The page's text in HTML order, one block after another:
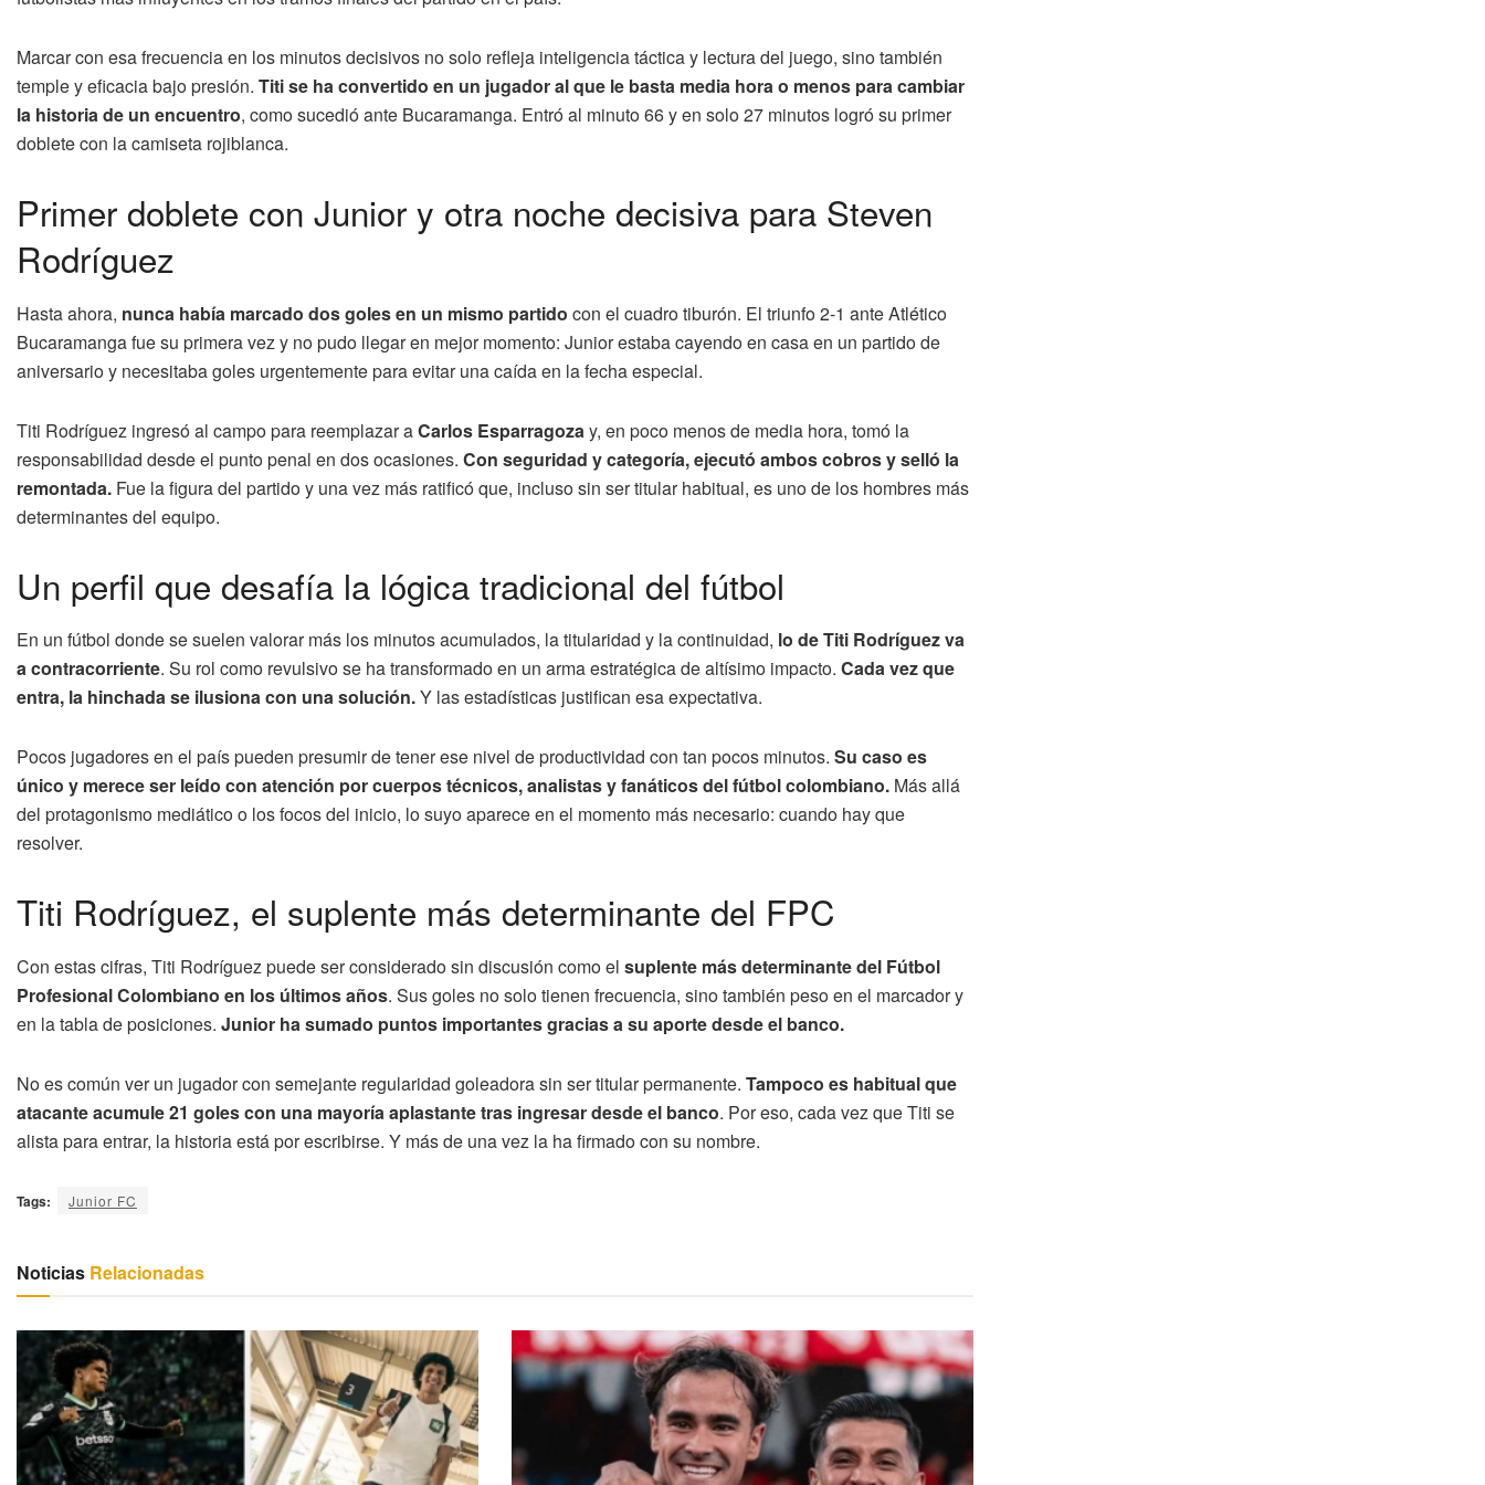
Marcar con esa frecuencia en los minutos decisivos no solo refleja inteligencia táctica y lectura del juego, sino también
temple y eficacia bajo presión. Titi se ha convertido en un jugador al que le basta media hora o menos para cambiar
la historia de un encuentro, como sucedió ante Bucaramanga. Entró al minuto 66 y en solo 27 minutos logró su primer
doblete con la camiseta rojiblanca.
Primer doblete con Junior y otra noche decisiva para Steven
Rodríguez
Hasta ahora, nunca había marcado dos goles en un mismo partido con el cuadro tiburón. El triunfo 2-1 ante Atlético
Bucaramanga fue su primera vez y no pudo llegar en mejor momento: Junior estaba cayendo en casa en un partido de
aniversario y necesitaba goles urgentemente para evitar una caída en la fecha especial.
Titi Rodríguez ingresó al campo para reemplazar aCarlos Esparragozay, en poco menos de media hora, tomó la
responsabilidad desde el punto penal en dos ocasiones. Con seguridad y categoría, ejecutó ambos cobros y selló la
remontada. Fue la figura del partido y una vez más ratificó que, incluso sin ser titular habitual, es uno de los hombres más
determinantes del equipo.
Un perfil que desafía la lógica tradicional del fútbol
En un fútbol donde se suelen valorar más los minutos acumulados, la titularidad y la continuidad, lo de Titi Rodríguez va
a contracorriente. Su rol como revulsivo se ha transformado en un arma estratégica de altísimo impacto. Cada vez que
entra, la hinchada se ilusiona con una solución.Y las estadísticas justifican esa expectativa.
Pocos jugadores en el país pueden presumir de tener ese nivel de productividad con tan pocos minutos. Su caso es
único y merece ser leído con atención por cuerpos técnicos, analistas y fanáticos del fútbol colombiano. Más allá
del protagonismo mediático o los focos del inicio, lo suyo aparece en el momento más necesario: cuando hay que
resolver.
Titi Rodríguez, el suplente más determinante del FPC
Con estas cifras, Titi Rodríguez puede ser considerado sin discusión como el suplente más determinante del Fútbol
Profesional Colombiano en los últimos años. Sus goles no solo tienen frecuencia, sino también peso en el marcador y
en la tabla de posiciones. Junior ha sumado puntos importantes gracias a su aporte desde el banco.
No es común ver un jugador con semejante regularidad goleadora sin ser titular permanente. Tampoco es habitual que
atacante acumule 21 goles con una mayoría aplastante tras ingresar desde el banco. Por eso, cada vez que Titi se
alista para entrar, la historia está por escribirse. Y más de una vez la ha firmado con su nombre.
Tags: Junior FC
Noticias Relacionadas